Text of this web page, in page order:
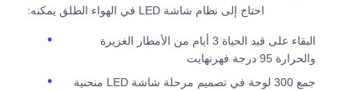
اطلب عرض أسعار
احتاج إلى نظام شاشة LED في الهواء الطلق يمكنه:
البقاء على قيد الحياة 3 أيام من الأمطار الغزيرة
والحرارة 95 درجة فهرنهايت
جمع 300 لوحة في تصميم مرحلة شاشة LED منحنية